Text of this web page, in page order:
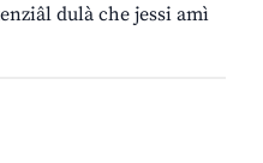
dulà che jessi amì